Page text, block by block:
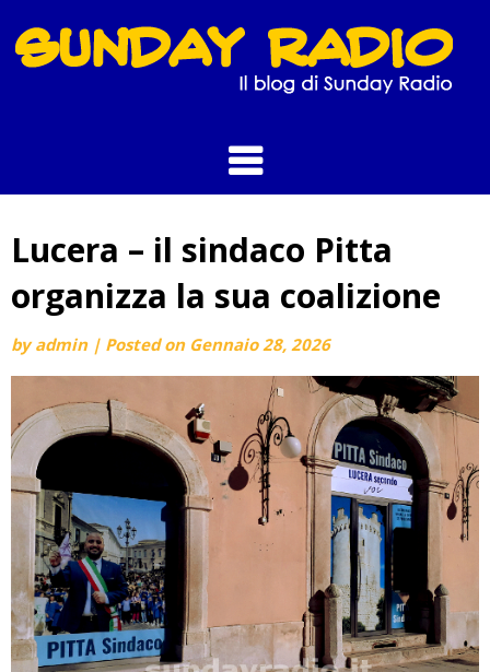
to
content
Lucera – il sindaco Pitta
organizza la sua coalizione
byadmin | Posted on Gennaio 28, 2026